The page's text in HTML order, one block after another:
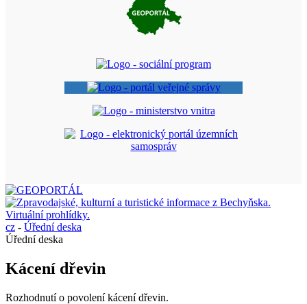
cz - Úřední deska
Úřední deska
Kácení dřevin
Rozhodnutí o povolení kácení dřevin.